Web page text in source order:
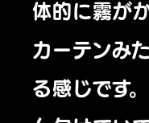
体的に霧が
カーテンみ
る感じです